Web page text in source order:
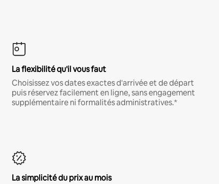
La flexibilité qu'il vous faut
Choisissez vos dates exactes d'arrivée et de départ
puis réservez facilement en ligne, sans engagement
supplémentaire ni formalités administratives.*
La simplicité du prix au mois